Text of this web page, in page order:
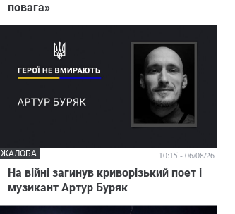
повага»
На війні загинув криворізький поет і
музикант Артур Буряк
ЖАЛОБА 10:15 - 06/08/26